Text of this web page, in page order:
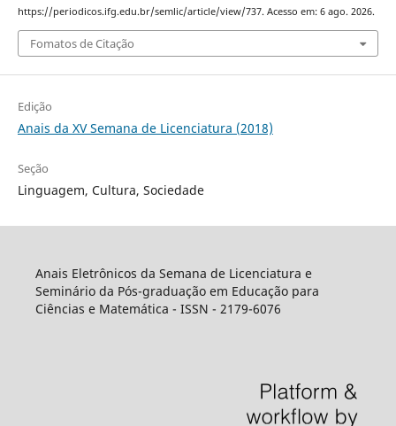
https://periodicos.ifg.edu.br/semlic/article/view/737. Acesso em: 6 ago. 2026.
Fomatos de Citação
Edição
Anais da XV Semana de Licenciatura (2018)
Seção
Linguagem, Cultura, Sociedade
Anais Eletrônicos da Semana de Licenciatura e
Seminário da Pós-graduação em Educação para
Ciências e Matemática - ISSN - 2179-6076